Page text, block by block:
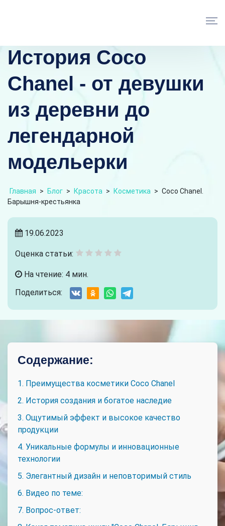
История Coco
Chanel - от девушки
из деревни до
легендарной
модельерки
Главная > Блог > Красота > Косметика > Coco Chanel.
Барышня-крестьянка
19.06.2023
Оценка статьи:
На чтение: 4 мин.
Поделиться:
Содержание:
1. Преимущества косметики Coco Chanel
2. История создания и богатое наследие
3. Ощутимый эффект и высокое качество
продукции
4. Уникальные формулы и инновационные
технологии
5. Элегантный дизайн и неповторимый стиль
6. Видео по теме:
7. Вопрос-ответ: